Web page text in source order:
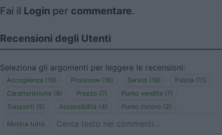
Fai il Login per commentare.
Recensioni degli Utenti
Seleziona gli argomenti per leggere le recensioni:
Accoglienza (19) Posizione (18) Servizi (18)
Pulizia (11)
Caratteristiche (8)
Prezzo (7)
Punto vendita (7)
Trasporti (5)
Accessibilità (4) Punto ristoro (2)
Mostra tutto